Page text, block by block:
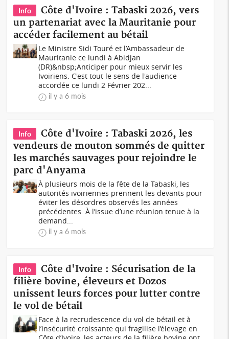
Info
Côte d'Ivoire : Tabaski 2026, vers
un partenariat avec la Mauritanie pour
accéder facilement au bétail
Le Ministre Sidi Touré et l’Ambassadeur de
Mauritanie ce lundi à Abidjan
(DR)&nbsp;Anticiper pour mieux servir les
Ivoiriens. C'est tout le sens de l'audience
accordée ce lundi 2 Février 202...
il y a 6 mois
Info
Côte d'Ivoire : Tabaski 2026, les
vendeurs de mouton sommés de quitter
les marchés sauvages pour rejoindre le
parc d'Anyama
À plusieurs mois de la fête de la Tabaski, les
autorités ivoiriennes prennent les devants pour
éviter les désordres observés les années
précédentes. À l’issue d’une réunion tenue à la
demand...
il y a 6 mois
Info
Côte d'Ivoire : Sécurisation de la
filière bovine, éleveurs et Dozos
unissent leurs forces pour lutter contre
le vol de bétail
Face à la recrudescence du vol de bétail et à
l’insécurité croissante qui fragilise l’élevage en